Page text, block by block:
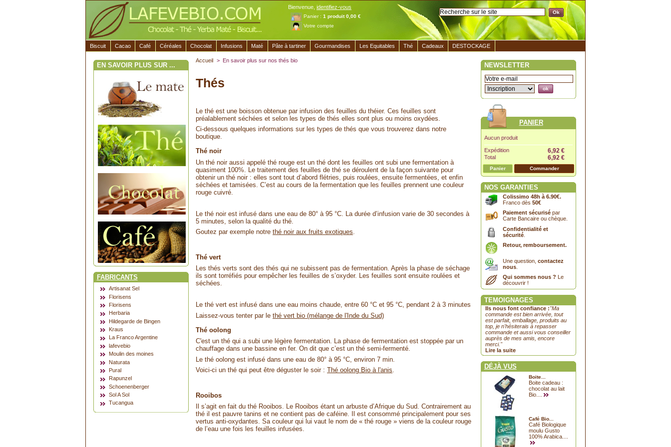
Bienvenue, identifiez-vous
Panier : 1 produit 0,00 €
Votre compte
Biscuit Cacao Café Céréales Chocolat Infusions Maté Pâte à tartiner Gourmandises Les Equitables Thé Cadeaux DESTOCKAGE
EN SAVOIR PLUS SUR ...
FABRICANTS
Artisanat Sel
Florisens
Florisens
Herbaria
Hildegarde de Bingen
Kraus
La Franco Argentine
lafevebio
Moulin des moines
Naturata
Pural
Rapunzel
Schoenenberger
Sol A Sol
Tucangua
Accueil > En savoir plus sur nos thés bio
Thés
Le thé est une boisson obtenue par infusion des feuilles du théier. Ces feuilles sont
préalablement séchées et selon les types de thés elles sont plus ou moins oxydées.
Ci-dessous quelques informations sur les types de thés que vous trouverez dans notre
boutique.
Thé noir
Un thé noir aussi appelé thé rouge est un thé dont les feuilles ont subi une fermentation à
quasiment 100%. Le traitement des feuilles de thé se déroulent de la façon suivante pour
obtenir un thé noir : elles sont tout d’abord flétries, puis roulées, ensuite fermentées, et enfin
séchées et tamisées. C’est au cours de la fermentation que les feuilles prennent une couleur
rouge cuivré.
Le thé noir est infusé dans une eau de 80° à 95 °C. La durée d’infusion varie de 30 secondes à
5 minutes, selon la qualité du thé.
Goutez par exemple notre thé noir aux fruits exotiques.
Thé vert
Les thés verts sont des thés qui ne subissent pas de fermentation. Après la phase de séchage
ils sont torréfiés pour empêcher les feuilles de s’oxyder. Les feuilles sont ensuite roulées et
séchées.
Le thé vert est infusé dans une eau moins chaude, entre 60 °C et 95 °C, pendant 2 à 3 minutes
Laissez-vous tenter par le thé vert bio (mélange de l'Inde du Sud)
Thé oolong
C'est un thé qui a subi une légère fermentation. La phase de fermentation est stoppée par un
chauffage dans une bassine en fer. On dit que c’est un thé semi-fermenté.
Le thé oolong est infusé dans une eau de 80° à 95 °C, environ 7 min.
Voici-ci un thé qui peut être déguster le soir : Thé oolong Bio à l'anis.
Rooibos
Il s’agit en fait du thé Rooibos. Le Rooibos étant un arbuste d’Afrique du Sud. Contrairement au
thé il est pauvre tanins et ne contient pas de caféine. Il est consommé principalement pour ses
vertus anti-oxydantes. Sa couleur qui lui vaut le nom de « thé rouge » viens de la couleur rouge
de l’eau une fois les feuilles infusées.
NEWSLETTER
PANIER
Aucun produit
Expédition 6,92 €
Total 6,92 €
Panier Commander
NOS GARANTIES
Colissimo 48h à 6.90€.
Franco dès 50€
Paiement sécurisépar
Carte Bancaire ou chèque.
Confidentialité et
sécurité.
Retour, remboursement.
Une question, contactez
nous.
Qui sommes nous ? Le
découvrir !
TEMOIGNAGES
Ils nous font confiance :"Ma
commande est bien arrivée, tout
est parfait, emballage, produits au
top, je n'hésiterais à repasser
commande et aussi vous conseiller
auprès de mes amis, encore
merci."
Lire la suite
DÉJÀ VUS
Boite...
Boite cadeau :
chocolat au lait
Bio....
Café Bio...
Café Biologique
moulu Gusto
100% Arabica....